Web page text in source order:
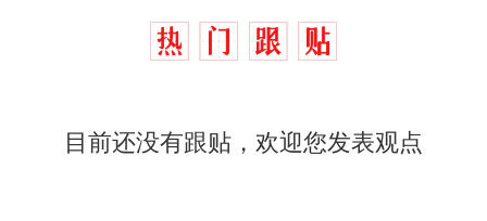
目前还没有跟贴，欢迎您发表观点